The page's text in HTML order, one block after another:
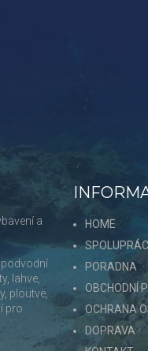
a
podvodní
lahve,
ploutve,
pro
HOME
PORADNA
OBCHODNÍ
OCHRANA
DOPRAVA